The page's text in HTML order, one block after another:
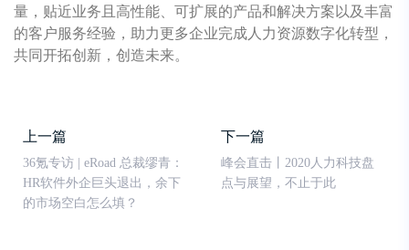
量，贴近业务且高性能、可扩展的产品和解决方案以及丰富
的客户服务经验，助力更多企业完成人力资源数字化转型，
共同开拓创新，创造未来。
上一篇
36氪专访 | eRoad 总裁缪青：
HR软件外企巨头退出，余下
的市场空白怎么填？
下一篇
峰会直击丨2020人力科技盘
点与展望，不止于此